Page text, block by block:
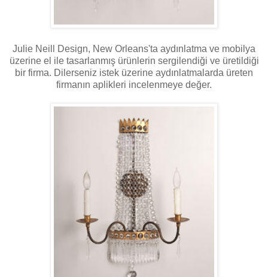
Julie Neill Design, New Orleans'ta aydınlatma ve mobilya
üzerine el ile tasarlanmış ürünlerin sergilendiği ve üretildiği
bir firma. Dilerseniz istek üzerine aydınlatmalarda üreten
firmanın aplikleri incelenmeye değer.